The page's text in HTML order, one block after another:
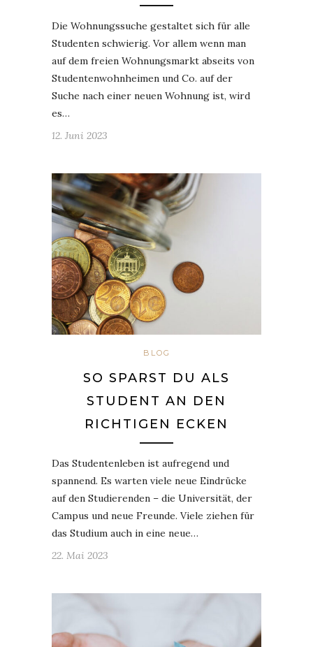
Die Wohnungssuche gestaltet sich für alle
Studenten schwierig. Vor allem wenn man
auf dem freien Wohnungsmarkt abseits von
Studentenwohnheimen und Co. auf der
Suche nach einer neuen Wohnung ist, wird
es…
12. Juni 2023
BLOG
SO SPARST DU ALS
STUDENT AN DEN
RICHTIGEN ECKEN
Das Studentenleben ist aufregend und
spannend. Es warten viele neue Eindrücke
auf den Studierenden – die Universität, der
Campus und neue Freunde. Viele ziehen für
das Studium auch in eine neue…
22. Mai 2023